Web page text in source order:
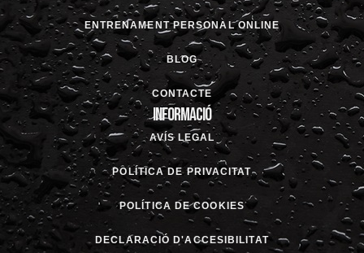
ENTRENAMENT PERSONAL ONLINE
BLOG
CONTACTE
Informació
AVÍS LEGAL
POLÍTICA DE PRIVACITAT
POLÍTICA DE COOKIES
DECLARACIÓ D'ACCESIBILITAT